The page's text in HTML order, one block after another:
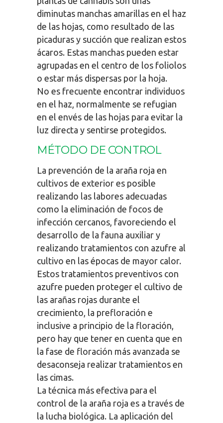
diminutas manchas amarillas en el haz
de las hojas, como resultado de las
picaduras y succión que realizan estos
ácaros. Estas manchas pueden estar
agrupadas en el centro de los foliolos
o estar más dispersas por la hoja.
No es frecuente encontrar individuos
en el haz, normalmente se refugian
en el envés de las hojas para evitar la
luz directa y sentirse protegidos.
MÉTODO DE CONTROL
La prevención de la araña roja en
cultivos de exterior es posible
realizando las labores adecuadas
como la eliminación de focos de
infección cercanos, favoreciendo el
desarrollo de la fauna auxiliar y
realizando tratamientos con azufre al
cultivo en las épocas de mayor calor.
Estos tratamientos preventivos con
azufre pueden proteger el cultivo de
las arañas rojas durante el
crecimiento, la prefloración e
inclusive a principio de la floración,
pero hay que tener en cuenta que en
la fase de floración más avanzada se
desaconseja realizar tratamientos en
las cimas.
La técnica más efectiva para el
control de la araña roja es a través de
la lucha biológica. La aplicación del